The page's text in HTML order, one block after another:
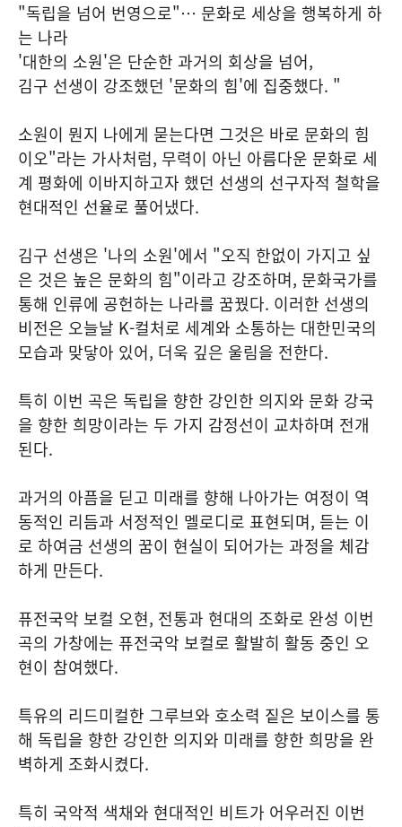
"독립을 넘어 번영으로"… 문화로 세상을 행복하게 하
는 나라
'대한의 소원'은 단순한 과거의 회상을 넘어,
김구 선생이 강조했던 '문화의 힘'에 집중했다. "
소원이 뭔지 나에게 묻는다면 그것은 바로 문화의 힘
이오"라는 가사처럼, 무력이 아닌 아름다운 문화로 세
계 평화에 이바지하고자 했던 선생의 선구자적 철학을
현대적인 선율로 풀어냈다.
김구 선생은 '나의 소원'에서 "오직 한없이 가지고 싶
은 것은 높은 문화의 힘"이라고 강조하며, 문화국가를
통해 인류에 공헌하는 나라를 꿈꿨다. 이러한 선생의
비전은 오늘날 K-컬처로 세계와 소통하는 대한민국의
모습과 맞닿아 있어, 더욱 깊은 울림을 전한다.
특히 이번 곡은 독립을 향한 강인한 의지와 문화 강국
을 향한 희망이라는 두 가지 감정선이 교차하며 전개
된다.
과거의 아픔을 딛고 미래를 향해 나아가는 여정이 역
동적인 리듬과 서정적인 멜로디로 표현되며, 듣는 이
로 하여금 선생의 꿈이 현실이 되어가는 과정을 체감
하게 만든다.
퓨전국악 보컬 오현, 전통과 현대의 조화로 완성 이번
곡의 가창에는 퓨전국악 보컬로 활발히 활동 중인 오
현이 참여했다.
특유의 리드미컬한 그루브와 호소력 짙은 보이스를 통
해 독립을 향한 강인한 의지와 미래를 향한 희망을 완
벽하게 조화시켰다.
특히 국악적 색채와 현대적인 비트가 어우러진 이번